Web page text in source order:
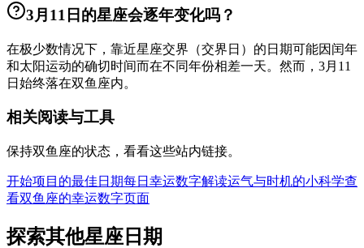
3月11日的星座会逐年变化吗？
在极少数情况下，靠近星座交界（交界日）的日期可能因闰年
和太阳运动的确切时间而在不同年份相差一天。然而，3月11
日始终落在双鱼座内。
相关阅读与工具
保持双鱼座的状态，看看这些站内链接。
开始项目的最佳日期每日幸运数字解读运气与时机的小科学查
看双鱼座的幸运数字页面
探索其他星座日期